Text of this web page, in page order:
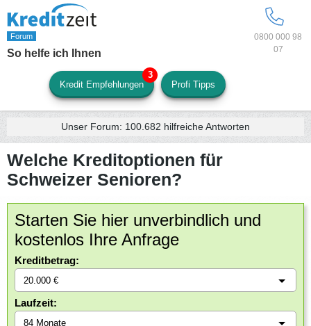
0800 000 98
07
So helfe ich Ihnen
Kredit Empfehlungen Profi Tipps
Unser Forum: 100.682 hilfreiche Antworten
Welche Kreditoptionen für
Schweizer Senioren?
Starten Sie hier unverbindlich und
kostenlos Ihre Anfrage
Kreditbetrag:
Laufzeit: